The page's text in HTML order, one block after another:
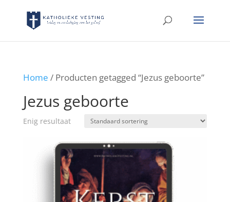
Home / Producten getagged “Jezus geboorte”
Jezus geboorte
Enig resultaat